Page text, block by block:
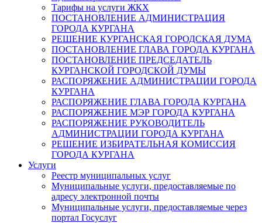
Тарифы на услуги ЖКХ
ПОСТАНОВЛЕНИЕ АДМИНИСТРАЦИЯ
ГОРОДА КУРГАНА
РЕШЕНИЕ КУРГАНСКАЯ ГОРОДСКАЯ ДУМА
ПОСТАНОВЛЕНИЕ ГЛАВА ГОРОДА КУРГАНА
ПОСТАНОВЛЕНИЕ ПРЕДСЕДАТЕЛЬ
КУРГАНСКОЙ ГОРОДСКОЙ ДУМЫ
РАСПОРЯЖЕНИЕ АДМИНИСТРАЦИИ ГОРОДА
КУРГАНА
РАСПОРЯЖЕНИЕ ГЛАВА ГОРОДА КУРГАНА
РАСПОРЯЖЕНИЕ МЭР ГОРОДА КУРГАНА
РАСПОРЯЖЕНИЕ РУКОВОДИТЕЛЬ
АДМИНИСТРАЦИИ ГОРОДА КУРГАНА
РЕШЕНИЕ ИЗБИРАТЕЛЬНАЯ КОМИССИЯ
ГОРОДА КУРГАНА
Услуги
Реестр муниципальных услуг
Муниципальные услуги, предоставляемые по
адресу электронной почты
Муниципальные услуги, предоставляемые через
портал Госуслуг